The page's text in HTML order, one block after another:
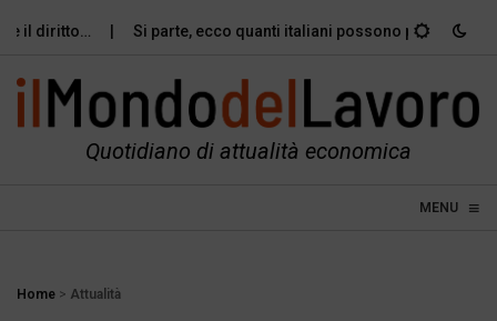
il diritto… Si parte, ecco quanti italiani possono permettersi
Quotidiano di attualità economica
MENU ≡
☰
Home > Attualità